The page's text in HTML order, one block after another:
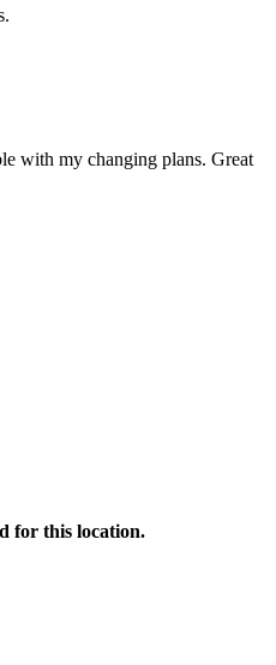
with my changing plans. Great
for this location.